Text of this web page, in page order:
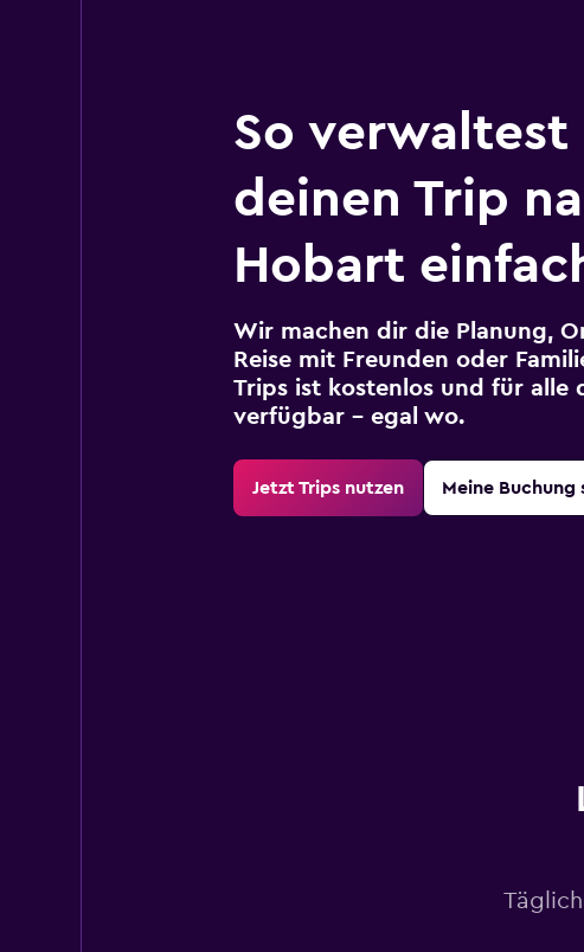
So verwaltest
deinen Trip
Hobart
Wir machen dir die Planung,
Reise mit Freunden oder
Trips ist kostenlos und für alle
verfügbar – egal wo.
Jetzt Trips nutzen Meine Buchung